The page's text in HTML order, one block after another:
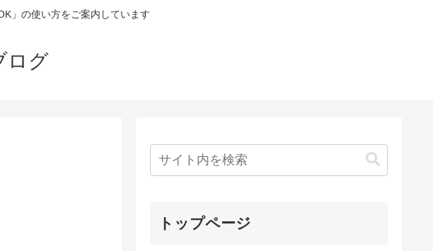
」の使い方をご案内しています
ログ
トップページ